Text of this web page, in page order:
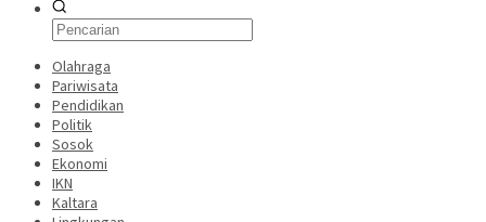
Olahraga
Pariwisata
Pendidikan
Politik
Sosok
Ekonomi
IKN
Kaltara